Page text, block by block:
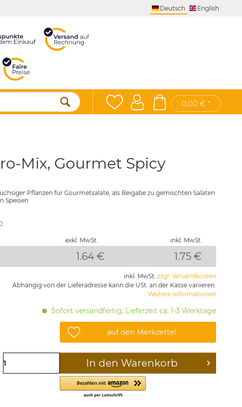
Deutsch English
0,00 € *
Mix, Gourmet Spicy
Pflanzen für Gourmetsalate, als Beigabe zu gemischten Salaten
Speisen
exkl. MwSt. inkl. MwSt.
1.64 € 1.75€
inkl. MwSt. zzgl. Versandkosten
Abhängig von der Lieferadresse kann die USt. an der Kasse variieren.
Weitere Informationen
Sofort versandfertig, Lieferzeit ca. 1-3 Werktage
auf den Merkzettel
In den Warenkorb